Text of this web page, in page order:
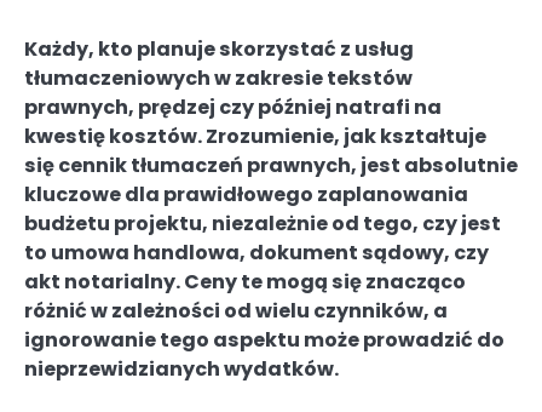
Każdy, kto planuje skorzystać z usług
tłumaczeniowych w zakresie tekstów
prawnych, prędzej czy później natrafi na
kwestię kosztów. Zrozumienie, jak kształtuje
się cennik tłumaczeń prawnych, jest absolutnie
kluczowe dla prawidłowego zaplanowania
budżetu projektu, niezależnie od tego, czy jest
to umowa handlowa, dokument sądowy, czy
akt notarialny. Ceny te mogą się znacząco
różnić w zależności od wielu czynników, a
ignorowanie tego aspektu może prowadzić do
nieprzewidzianych wydatków.